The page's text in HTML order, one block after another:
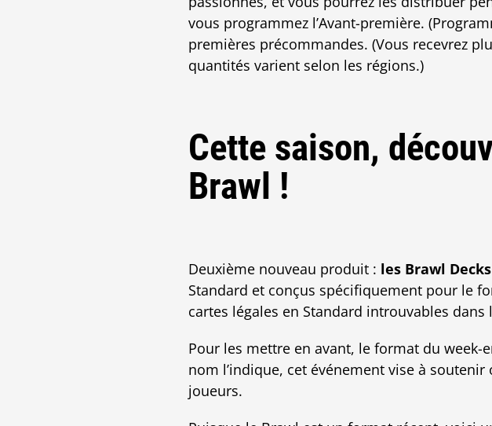
vous programmez l’Avant-première.
premières précommandes. (Vous recevrez
quantités varient selon les régions.)
Cette saison,
Brawl !
Deuxième nouveau produit : les Brawl Decks
Standard et conçus spécifiquement pour le
cartes légales en Standard introuvables dans
Pour les mettre en avant, le format du week-
nom l’indique, cet événement vise à
joueurs.